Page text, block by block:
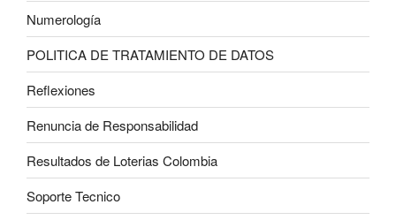
Numerología
POLITICA DE TRATAMIENTO DE DATOS
Reflexiones
Renuncia de Responsabilidad
Resultados de Loterias Colombia
Soporte Tecnico